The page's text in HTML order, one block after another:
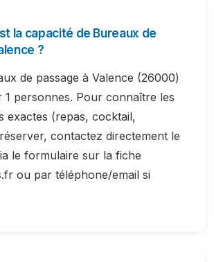
la capacité de Bureaux de
?
de passage à Valence (26000)
1 personnes. Pour connaître les
exactes (repas, cocktail,
contactez directement le
le formulaire sur la fiche
ou par téléphone/email si